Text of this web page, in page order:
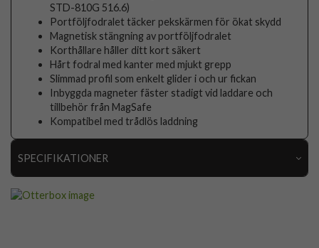
STD-810G 516.6)
Portföljfodralet täcker pekskärmen för ökat skydd
Magnetisk stängning av portföljfodralet
Korthållare håller ditt kort säkert
Hårt fodral med kanter med mjukt grepp
Slimmad profil som enkelt glider i och ur fickan
Inbyggda magneter fäster stadigt vid laddare och
tillbehör från MagSafe
Kompatibel med trådlös laddning
SPECIFIKATIONER